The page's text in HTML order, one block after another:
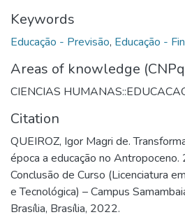
Keywords
Educação - Previsão, Educação -
Areas of knowledge
CIENCIAS
Citation
QUEIROZ, Igor Magri de.
época a educação no
Conclusão de Curso (Licenciatura
e Tecnológica) – Campus
Brasília, Brasília, 2022.